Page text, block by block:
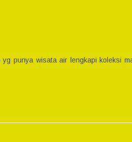
punya wisata air lengkapi koleksi